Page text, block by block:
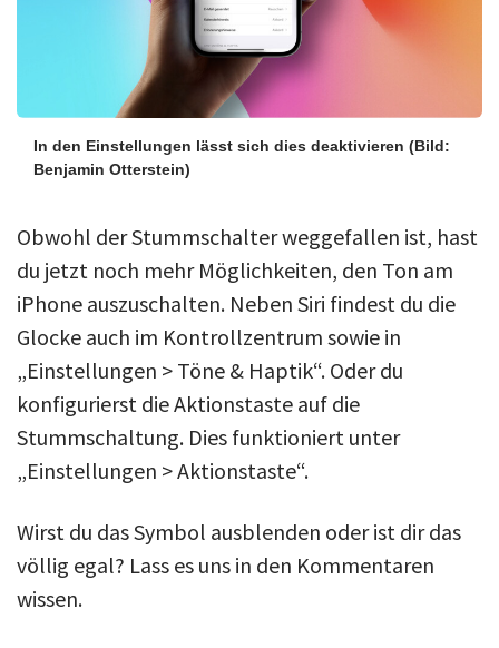
In den Einstellungen lässt sich dies deaktivieren (Bild:
Benjamin Otterstein)
Obwohl der Stummschalter weggefallen ist, hast
du jetzt noch mehr Möglichkeiten, den Ton am
iPhone auszuschalten. Neben Siri findest du die
Glocke auch im Kontrollzentrum sowie in
„Einstellungen > Töne & Haptik“. Oder du
konfigurierst die Aktionstaste auf die
Stummschaltung. Dies funktioniert unter
„Einstellungen > Aktionstaste“.
Wirst du das Symbol ausblenden oder ist dir das
völlig egal? Lass es uns in den Kommentaren
wissen.